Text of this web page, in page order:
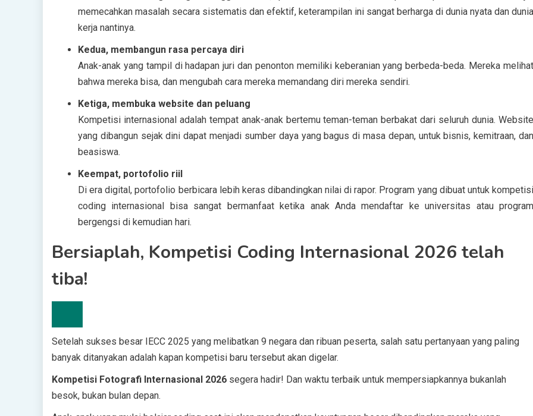
memecahkan masalah secara sistematis dan efektif, keterampilan ini sangat berharga di dunia nyata dan dunia
kerja nantinya.
Kedua, membangun rasa percaya diri
Anak-anak yang tampil di hadapan juri dan penonton memiliki keberanian yang berbeda-beda. Mereka melihat
bahwa mereka bisa, dan mengubah cara mereka memandang diri mereka sendiri.
Ketiga, membuka website dan peluang
Kompetisi internasional adalah tempat anak-anak bertemu teman-teman berbakat dari seluruh dunia. Website
yang dibangun sejak dini dapat menjadi sumber daya yang bagus di masa depan, untuk bisnis, kemitraan, dan
beasiswa.
Keempat, portofolio riil
Di era digital, portofolio berbicara lebih keras dibandingkan nilai di rapor. Program yang dibuat untuk kompetisi
coding internasional bisa sangat bermanfaat ketika anak Anda mendaftar ke universitas atau program
bergengsi di kemudian hari.
Bersiaplah, Kompetisi Coding Internasional 2026 telah
tiba!
Setelah sukses besar IECC 2025 yang melibatkan 9 negara dan ribuan peserta, salah satu pertanyaan yang paling
banyak ditanyakan adalah kapan kompetisi baru tersebut akan digelar.
Kompetisi Fotografi Internasional 2026 segera hadir! Dan waktu terbaik untuk mempersiapkannya bukanlah
besok, bukan bulan depan.